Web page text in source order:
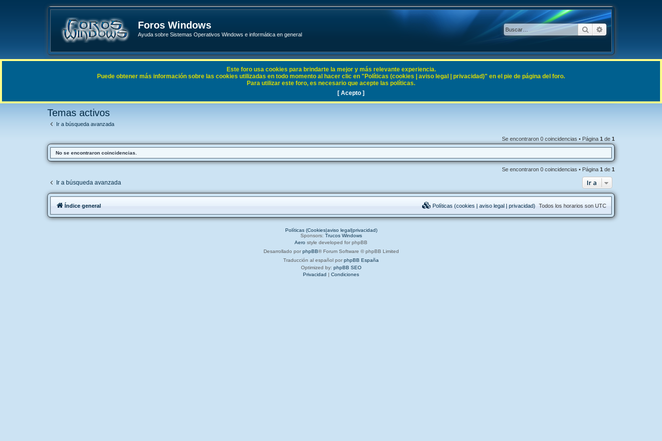
Foros Windows
Ayuda sobre Sistemas Operativos Windows e informática en general
BuscarBúsqueda
Enlaces rápidos FAQ
Temas activos
Ir a búsqueda avanzada
Se encontraron 0 coincidencias • Página 1 de 1
No se encontraron coincidencias.
Se encontraron 0 coincidencias • Página 1 de 1
Ir a búsqueda avanzada Ir a
Este foro usa cookies para brindarte la mejor y más relevante experiencia.
Puede obtener más información sobre las cookies utilizadas en todo momento al hacer clic en "Políticas (cookies | aviso legal | privacidad)" en el pie de página del foro.
Para utilizar este foro, es necesario que acepte las políticas.
[ Acepto ]
Índice general Todos los horarios son UTC
Políticas (cookies | aviso legal | privacidad)
Políticas (Cookies|aviso legal|privacidad)
Sponsors: Trucos Windows
Aero style developed for phpBB
Desarrollado por phpBB® Forum Software © phpBB Limited
Traducción al español por phpBB España
Optimized by: phpBB SEO
Privacidad | Condiciones